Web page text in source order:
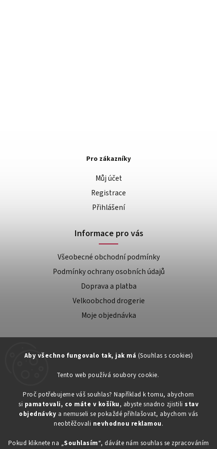
Aby všechno fungovalo tak, jak má (Souhlas s cookies)
Tento web používá soubory cookie.
Proč potřebujeme váš souhlas? Například k tomu, abychom
si pamatovali, co máte v košíku, abyste snadno zjistili stav
objednávky a nemuseli se pokaždé přihlašovat, abychom vás
neobtěžovali nevhodnou reklamou.
Pokud kliknete na „Souhlasím“, dáváte nám souhlas se zpracováním
734603917
eshop@toner-rl.cz
Pro zákazníky
Můj účet
Registrace
Přihlášení
Informace pro vás
Všeobecné obchodní podmínky
Podmínky ochrany osobních údajů
Doprava a platba
Velkoobchod drogerie
Moje objednávka